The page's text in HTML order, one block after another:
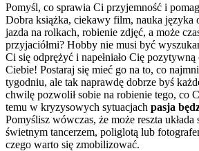
Pomyśl, co sprawia Ci przyjemność i
Dobra książka, ciekawy film, nauka języka
jazda na rolkach, robienie zdjęć, a może
przyjaciółmi? Hobby nie musi być
Ci się odprężyć i napełniało Cię pozytywną
Ciebie! Postaraj się mieć go na to, co
tygodniu, ale tak naprawdę dobrze byś
chwilę pozwolił sobie na robienie tego, co
temu w kryzysowych sytuacjach pasja
Pomyślisz wówczas, że może reszta układa
świetnym tancerzem, poliglotą lub
czego warto się zmobilizować.